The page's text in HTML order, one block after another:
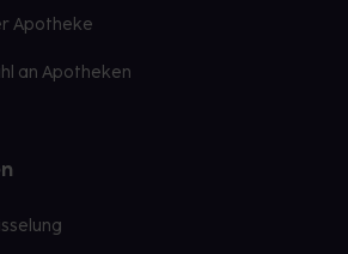
Apotheke
an Apotheken